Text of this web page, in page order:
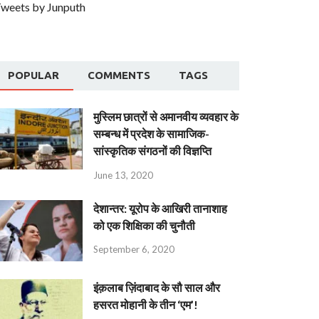
by Junputh
POPULAR COMMENTS TAGS
मुस्लिम छात्रों से अमानवीय व्यवहार के
सम्बन्ध में प्रदेश के सामाजिक-
सांस्कृतिक संगठनों की विज्ञप्ति
June 13, 2020
देशान्‍तर: यूरोप के आखिरी तानाशाह
को एक शिक्षिका की चुनौती
September 6, 2020
इंक़लाब ज़िंदाबाद के सौ साल और
हसरत मोहानी के तीन ‘एम’!